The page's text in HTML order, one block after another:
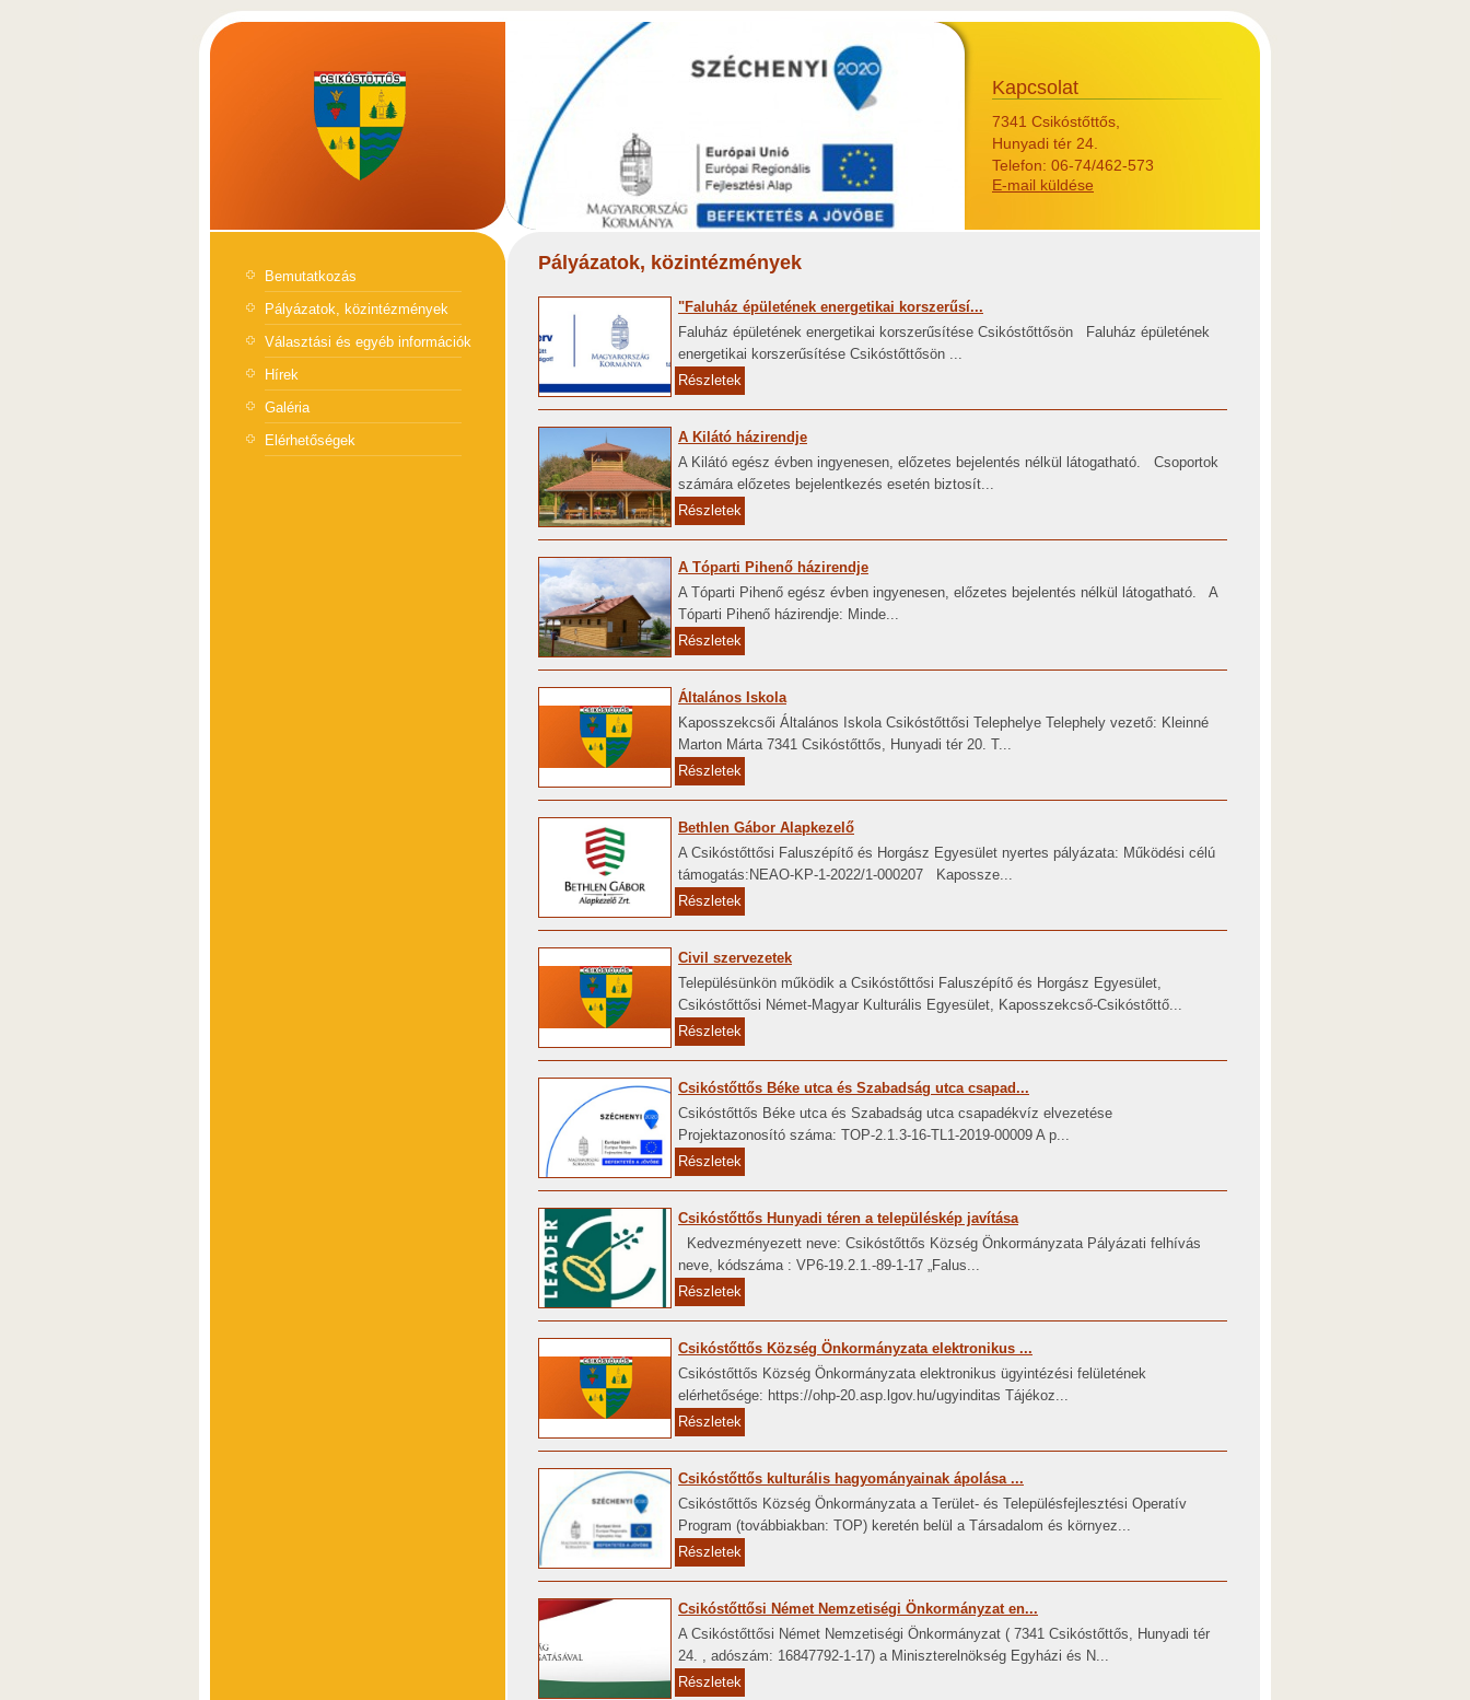
Kapcsolat
7341 Csikóstőttős,
Hunyadi tér 24.
Telefon: 06-74/462-573
E-mail küldése
Bemutatkozás
Pályázatok, közintézmények
Választási és egyéb információk
Hírek
Galéria
Elérhetőségek
Pályázatok, közintézmények
"Faluház épületének energetikai korszerűsí...
Faluház épületének energetikai korszerűsítése Csikóstőttősön Faluház épületének
energetikai korszerűsítése Csikóstőttősön ...
Részletek
A Kilátó házirendje
A Kilátó egész évben ingyenesen, előzetes bejelentés nélkül látogatható. Csoportok
számára előzetes bejelentkezés esetén biztosít...
Részletek
A Tóparti Pihenő házirendje
A Tóparti Pihenő egész évben ingyenesen, előzetes bejelentés nélkül látogatható. A
Tóparti Pihenő házirendje: Minde...
Részletek
Általános Iskola
Kaposszekcsői Általános Iskola Csikóstőttősi Telephelye Telephely vezető: Kleinné
Marton Márta 7341 Csikóstőttős, Hunyadi tér 20. T...
Részletek
Bethlen Gábor Alapkezelő
A Csikóstőttősi Faluszépítő és Horgász Egyesület nyertes pályázata: Működési célú
támogatás:NEAO-KP-1-2022/1-000207 Kapossze...
Részletek
Civil szervezetek
Településünkön működik a Csikóstőttősi Faluszépítő és Horgász Egyesület,
Csikóstőttősi Német-Magyar Kulturális Egyesület, Kaposszekcső-Csikóstőttő...
Részletek
Csikóstőttős Béke utca és Szabadság utca csapad...
Csikóstőttős Béke utca és Szabadság utca csapadékvíz elvezetése
Projektazonosító száma: TOP-2.1.3-16-TL1-2019-00009 A p...
Részletek
Csikóstőttős Hunyadi téren a településkép javítása
Kedvezményezett neve: Csikóstőttős Község Önkormányzata Pályázati felhívás
neve, kódszáma : VP6-19.2.1.-89-1-17 „Falus...
Részletek
Csikóstőttős Község Önkormányzata elektronikus ...
Csikóstőttős Község Önkormányzata elektronikus ügyintézési felületének
elérhetősége: https://ohp-20.asp.lgov.hu/ugyinditas Tájékoz...
Részletek
Csikóstőttős kulturális hagyományainak ápolása ...
Csikóstőttős Község Önkormányzata a Terület- és Településfejlesztési Operatív
Program (továbbiakban: TOP) keretén belül a Társadalom és környez...
Részletek
Csikóstőttősi Német Nemzetiségi Önkormányzat en...
A Csikóstőttősi Német Nemzetiségi Önkormányzat ( 7341 Csikóstőttős, Hunyadi tér
24. , adószám: 16847792-1-17) a Miniszterelnökség Egyházi és N...
Részletek